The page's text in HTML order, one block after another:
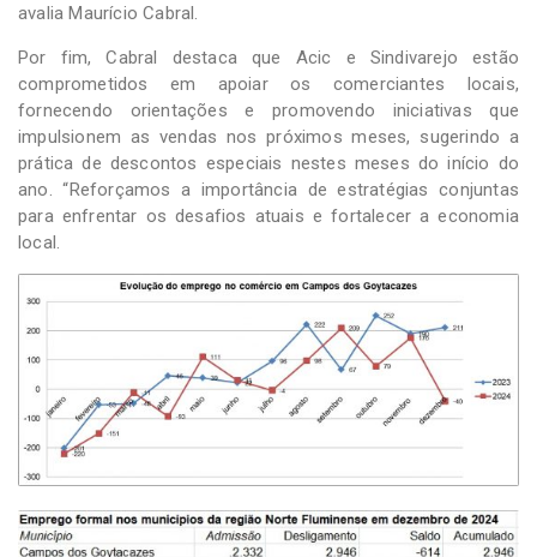
avalia Maurício Cabral.
Por fim, Cabral destaca que Acic e Sindivarejo estão
comprometidos em apoiar os comerciantes locais,
fornecendo orientações e promovendo iniciativas que
impulsionem as vendas nos próximos meses, sugerindo a
prática de descontos especiais nestes meses do início do
ano. “Reforçamos a importância de estratégias conjuntas
para enfrentar os desafios atuais e fortalecer a economia
local.